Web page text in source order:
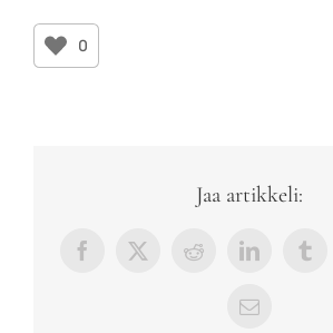
0
Jaa artikkeli:
Facebook
X RedditLinkedIn
sähköposti